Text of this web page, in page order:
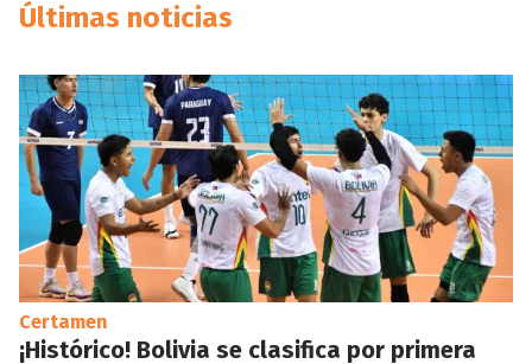
Últimas noticias
Certamen
¡Histórico! Bolivia se clasifica por primera